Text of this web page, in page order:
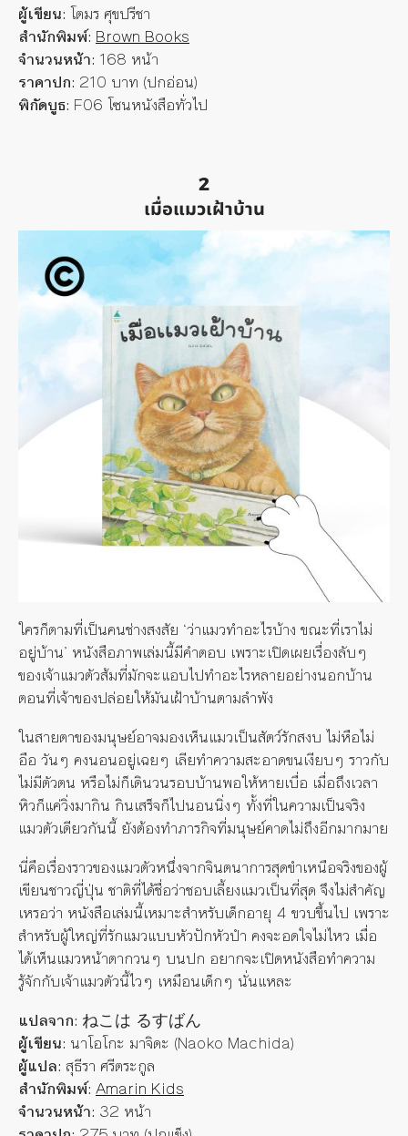
ผู้เขียน: โตมร ศุขปรีชา
สำนักพิมพ์: Brown Books
จำนวนหน้า: 168 หน้า
ราคาปก: 210 บาท (ปกอ่อน)
พิกัดบูธ: F06 โซนหนังสือทั่วไป
2
เมื่อแมวเฝ้าบ้าน
ใครก็ตามที่เป็นคนช่างสงสัย ‘ว่าแมวทำอะไรบ้าง ขณะที่เราไม่
อยู่บ้าน’ หนังสือภาพเล่มนี้มีคำตอบ เพราะเปิดเผยเรื่องลับๆ
ของเจ้าแมวตัวส้มที่มักจะแอบไปทำอะไรหลายอย่างนอกบ้าน
ตอนที่เจ้าของปล่อยให้มันเฝ้าบ้านตามลำพัง
ในสายตาของมนุษย์อาจมองเห็นแมวเป็นสัตว์รักสงบ ไม่หือไม่
อือ วันๆ คงนอนอยู่เฉยๆ เลียทำความสะอาดขนเงียบๆ ราวกับ
ไม่มีตัวตน หรือไม่ก็เดินวนรอบบ้านพอให้หายเบื่อ เมื่อถึงเวลา
หิวก็แค่วิ่งมากิน กินเสร็จก็ไปนอนนิ่งๆ ทั้งที่ในความเป็นจริง
แมวตัวเดียวกันนี้ ยังต้องทำภารกิจที่มนุษย์คาดไม่ถึงอีกมากมาย
นี่คือเรื่องราวของแมวตัวหนึ่งจากจินตนาการสุดขำเหนือจริงของผู้
เขียนชาวญี่ปุ่น ชาติที่ได้ชื่อว่าชอบเลี้ยงแมวเป็นที่สุด จึงไม่สำคัญ
เหรอว่า หนังสือเล่มนี้เหมาะสำหรับเด็กอายุ 4 ขวบขึ้นไป เพราะ
สำหรับผู้ใหญ่ที่รักแมวแบบหัวปักหัวปำ คงจะอดใจไม่ไหว เมื่อ
ได้เห็นแมวหน้าตากวนๆ บนปก อยากจะเปิดหนังสือทำความ
รู้จักกับเจ้าแมวตัวนี้ไวๆ เหมือนเด็กๆ นั่นแหละ
แปลจาก: ねこは るすばん
ผู้เขียน: นาโอโกะ มาจิดะ (Naoko Machida)
ผู้แปล: สุธีรา ศรีตระกูล
สำนักพิมพ์: Amarin Kids
จำนวนหน้า: 32 หน้า